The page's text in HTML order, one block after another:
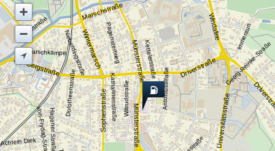
Windallee
Driverstraße
Münsterstraße
Wintermarsch
Rombergstraße
Universitätsstraße
Münsterstraße
Sophienstraße
Marschstraße
Immentun
Georg-Reinke-Straße
Kettelerstraße
Pagenstertweg
Nieberdingstraße
Antoniusstraße
Atlasstraße
Marschkämpe
Hagener Straße
Wiltrudstraße
Katharinenstraße
Von-Frydag-Straße
Achtern Diek
Dorotheenstraße